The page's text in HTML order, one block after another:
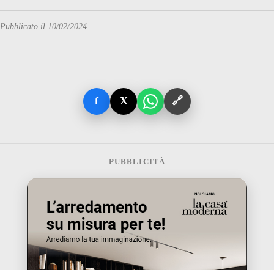
Pubblicato il 10/02/2024
f X 🔗
PUBBLICITÀ